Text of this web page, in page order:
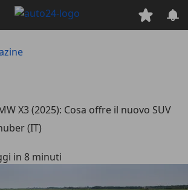
X3 (2025): Cosa offre il nuovo SUV
(IT)
in 8 minuti